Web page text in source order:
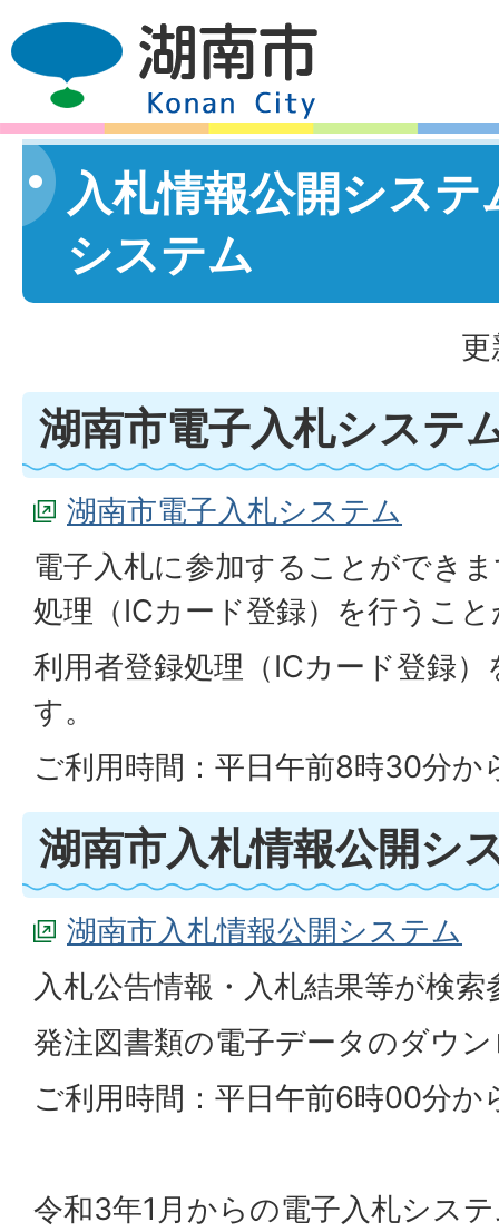
入札情報公開シス
システム
湖南市電子入札システ
湖南市電子入札システム
電子入札に参加することができ
処理（ICカード登録）を行うこ
利用者登録処理（ICカード登録
す。
ご利用時間：平日午前8時30分か
湖南市入札情報公開シ
湖南市入札情報公開システム
入札公告情報・入札結果等が検
発注図書類の電子データのダウ
ご利用時間：平日午前6時00分か
令和3年1月からの電子入札シス